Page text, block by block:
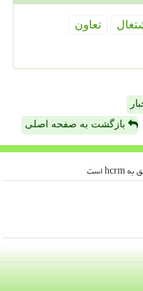
تعاون
بازگشت به صفحه اصلی